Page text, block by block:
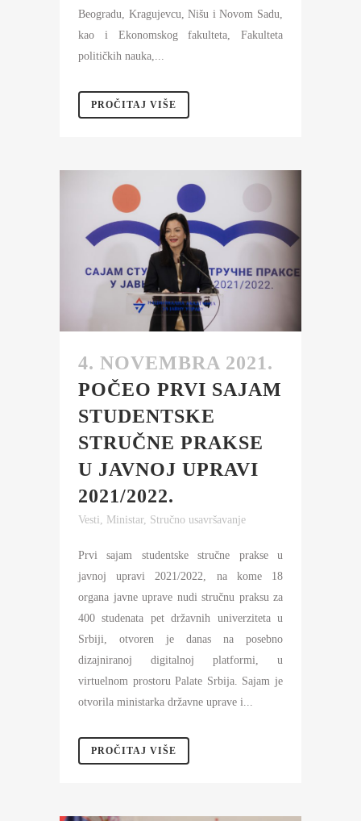
Beogradu, Kragujevcu, Nišu i Novom Sadu,
kao i Ekonomskog fakulteta, Fakulteta
političkih nauka,...
PROČITAJ VIŠE
4. NOVEMBRA 2021.
POČEO PRVI SAJAM
STUDENTSKE
STRUČNE PRAKSE
U JAVNOJ UPRAVI
2021/2022.
Vesti, Ministar, Stručno usavršavanje
Prvi sajam studentske stručne prakse u
javnoj upravi 2021/2022, na kome 18
organa javne uprave nudi stručnu praksu za
400 studenata pet državnih univerziteta u
Srbiji, otvoren je danas na posebno
dizajniranoj digitalnoj platformi, u
virtuelnom prostoru Palate Srbija. Sajam je
otvorila ministarka državne uprave i...
PROČITAJ VIŠE